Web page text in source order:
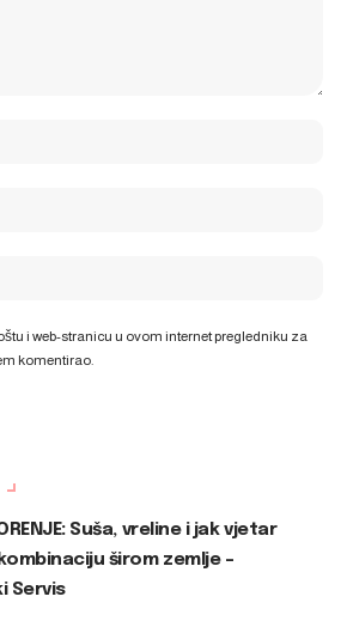
i web-stranicu u ovom internet pregledniku za
komentirao.
Suša, vreline i jak vjetar
širom zemlje –
Servis